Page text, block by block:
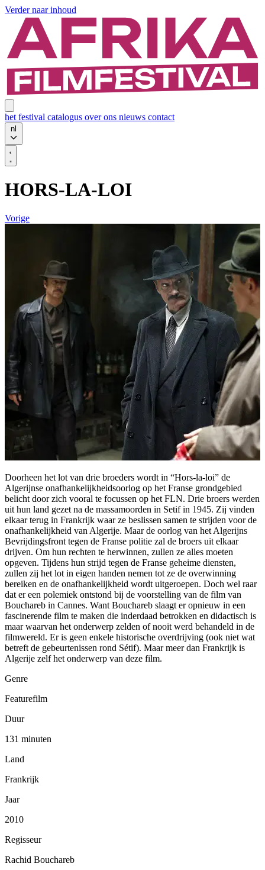
Verder naar inhoud
het festival catalogus over ons nieuws contact
nl
HORS-LA-LOI
Vorige
Doorheen het lot van drie broeders wordt in “Hors-la-loi” de
Algerijnse onafhankelijkheidsoorlog op het Franse grondgebied
belicht door zich vooral te focussen op het FLN. Drie broers werden
uit hun land gezet na de massamoorden in Setif in 1945. Zij vinden
elkaar terug in Frankrijk waar ze beslissen samen te strijden voor de
onafhankelijkheid van Algerije. Maar de oorlog van het Algerijns
Bevrijdingsfront tegen de Franse politie zal de broers uit elkaar
drijven. Om hun rechten te herwinnen, zullen ze alles moeten
opgeven. Tijdens hun strijd tegen de Franse geheime diensten,
zullen zij het lot in eigen handen nemen tot ze de overwinning
bereiken en de onafhankelijkheid wordt uitgeroepen. Doch wel raar
dat er een polemiek ontstond bij de voorstelling van de film van
Bouchareb in Cannes. Want Bouchareb slaagt er opnieuw in een
fascinerende film te maken die inderdaad betrokken en didactisch is
maar waarvan het onderwerp zelden of nooit werd behandeld in de
filmwereld. Er is geen enkele historische overdrijving (ook niet wat
betreft de gebeurtenissen rond Sétif). Maar meer dan Frankrijk is
Algerije zelf het onderwerp van deze film.
Genre
Featurefilm
Duur
131 minuten
Land
Frankrijk
Jaar
2010
Regisseur
Rachid Bouchareb